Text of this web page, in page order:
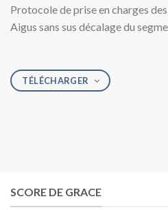
Protocole de prise en charges
Aigus sans sus décalage du
TÉLÉCHARGER
SCORE DE GRACE